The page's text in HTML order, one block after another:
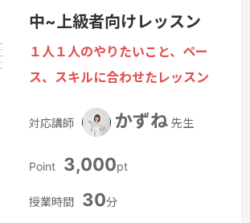
チェック、上手に弾くためのコツ、練習
方法などをレッスンしていきます。基礎
エル」を使って音階や和音などの練習も
並行してレッスンしていけたらと思いま
す。続きを見る »
中~上級者向けレッスン
１人１人のやりたいこと、ペー
ス、スキルに合わせたレッスン
対応講師 かずね先生
Point 3,000pt
授業時間 30分